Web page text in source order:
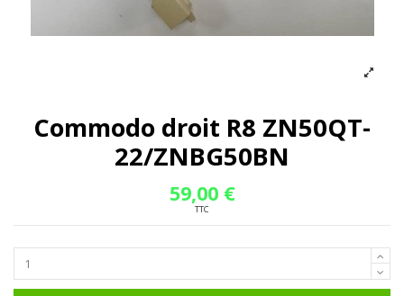
Commodo droit R8 ZN50QT-
22/ZNBG50BN
59,00 €
TTC